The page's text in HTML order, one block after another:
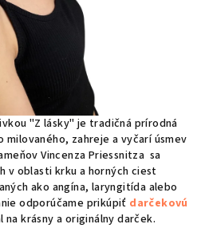
"Z lásky" je tradičná prírodná
zahreje a vyčarí úsmev
Vincenza Priessnitza sa
v oblasti krku a horných ciest
ako angína, laryngitída alebo
odporúčame prikúpiť darčekovú
krásny a originálny darček.